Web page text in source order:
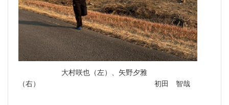
大村咲也（左）、矢野夕雅
（右） 初田 智哉